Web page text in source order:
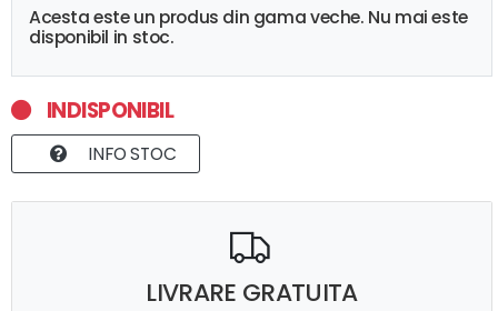
Acesta este un produs din gama veche. Nu mai este
disponibil in stoc.
INDISPONIBIL
INFO STOC
LIVRARE GRATUITA